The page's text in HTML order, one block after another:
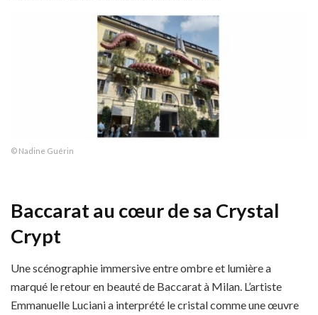
© Nadine Guérin
Baccarat au cœur de sa Crystal
Crypt
Une scénographie immersive entre ombre et lumière a
marqué le retour en beauté de Baccarat à Milan. L’artiste
Emmanuelle Luciani a interprété le cristal comme une œuvre